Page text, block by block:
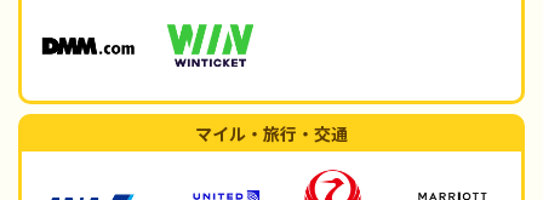
マイル・旅行・交通